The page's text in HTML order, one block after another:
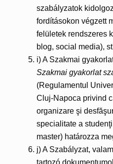
szabályzatok
fordításokon végzett
felületek rendszeres
blog, social media),
i) A Szakmai
Szakmai gyakorlat
(Regulamentul
Cluj-Napoca privind
organizare şi
specialitate a
master) határozza
j) A Szabályzat,
tartozó